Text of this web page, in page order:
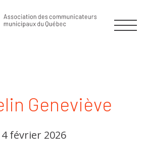
Geneviève
4 février 2026